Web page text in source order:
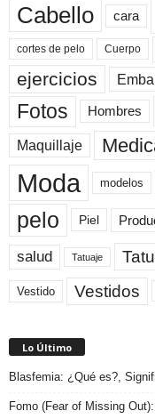
Cabello cara
cortes de pelo Cuerpo
ejercicios
Fotos Hombres
Maquillaje
Moda modelos
pelo Piel
salud Tatuaje
Vestido Vestidos
Lo Último
Blasfemia: ¿Qué es?,
Fomo (Fear of Missing